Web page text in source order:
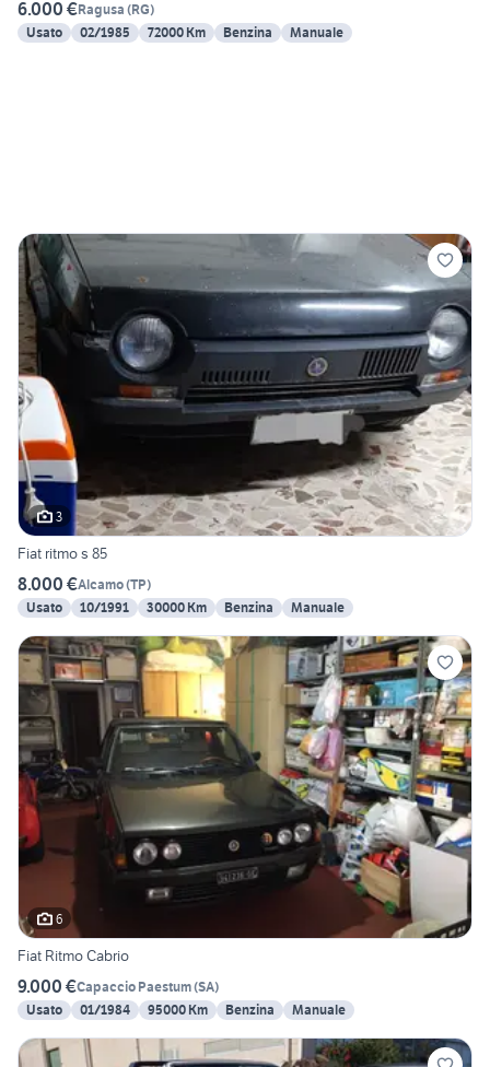
6.000 €Ragusa (RG)
Usato
02/1985 72000 Km Benzina Manuale
3
Fiat ritmo s 85
8.000 €Alcamo(TP)
Usato
10/1991 30000 Km Benzina Manuale
6
Fiat Ritmo Cabrio
9.000 €Capaccio Paestum(SA)
Usato
01/1984 95000 Km Benzina Manuale